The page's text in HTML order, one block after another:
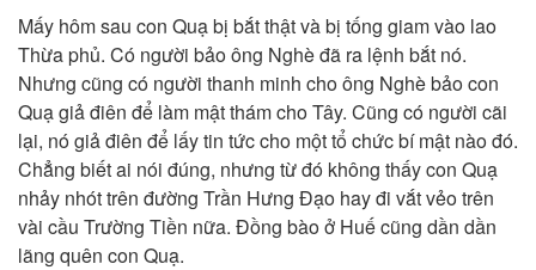
Mấy hôm sau con Quạ bị bắt thật và bị tống giam vào lao
Thừa phủ. Có người bảo ông Nghè đã ra lệnh bắt nó.
Nhưng cũng có người thanh minh cho ông Nghè bảo con
Quạ giả điên để làm mật thám cho Tây. Cũng có người cãi
lại, nó giả điên để lấy tin tức cho một tổ chức bí mật nào đó.
Chẳng biết ai nói đúng, nhưng từ đó không thấy con Quạ
nhảy nhót trên đường Trần Hưng Đạo hay đi vắt vẻo trên
vài cầu Trường Tiền nữa. Đồng bào ở Huế cũng dần dần
lãng quên con Quạ.